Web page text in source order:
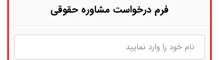
فرم درخواست مشاوره حقوقی
نام